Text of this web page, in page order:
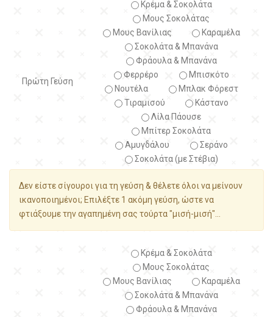
Πρώτη Γεύση
Κρέμα & Σοκολάτα
Μους Σοκολάτας
Μους Βανίλιας
Καραμέλα
Σοκολάτα & Μπανάνα
Φράουλα & Μπανάνα
Φερρέρο
Μπισκότο
Νουτέλα
Μπλακ Φόρεστ
Τιραμισού
Κάστανο
Λίλα Πάουσε
Μπίτερ Σοκολάτα
Αμυγδάλου
Σεράνο
Σοκολάτα (με Στέβια)
Δεν είστε σίγουροι για τη γεύση & θέλετε όλοι να μείνουν
ικανοποιημένοι; Επιλέξτε 1 ακόμη γεύση, ώστε να
φτιάξουμε την αγαπημένη σας τούρτα "μισή-μισή"...
Κρέμα & Σοκολάτα
Μους Σοκολάτας
Μους Βανίλιας
Καραμέλα
Σοκολάτα & Μπανάνα
Φράουλα & Μπανάνα